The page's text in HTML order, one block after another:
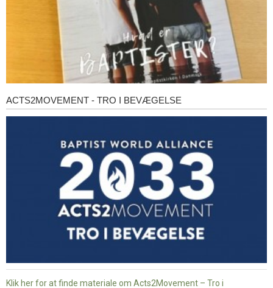
Acts2Movement
-
ACTS2MOVEMENT - TRO I BEVÆGELSE
Klik her for at finde materiale om Acts2Movement – Tro i